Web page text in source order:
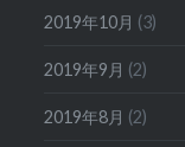
2019年10月 (3)
2019年9月 (2)
2019年8月 (2)